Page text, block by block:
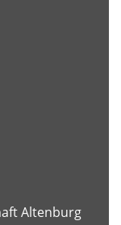
Altenburg